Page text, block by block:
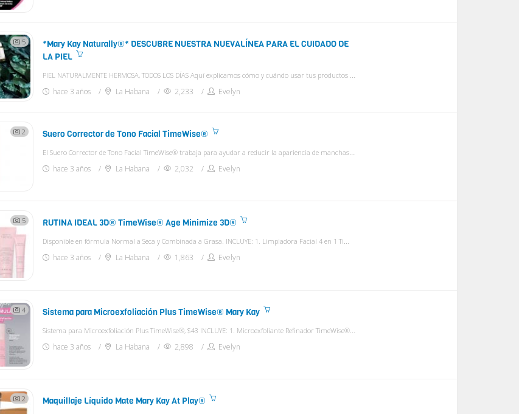
5
*Mary Kay Naturally®* DESCUBRE NUESTRA NUEVALÍNEA PARA EL CUIDADO DE
LA PIEL
PIEL NATURALMENTE HERMOSA, TODOS LOS DÍAS Aquí explicamos cómo y cuándo usar tus productos del cuidado de la piel Mary Kay Naturally®. *Limpiador Purifican...
hace 3 años La Habana 2,233 Evelyn
2 Suero Corrector de Tono Facial TimeWise®
El Suero Corrector de Tono Facial TimeWise® trabaja para ayudar a reducir la apariencia de manchas oscuras, ayuda a recuperar el tono natural de la piel y logra...
hace 3 años La Habana 2,032 Evelyn
5 RUTINA IDEAL 3D® TimeWise® Age Minimize 3D®
Disponible en fórmula Normal a Seca y Combinada a Grasa. INCLUYE: 1. Limpiadora Facial 4 en 1 TimeWise® Age Minimize 3D®, $21 127g Limpia, exfolia, refresca y ...
hace 3 años La Habana 1,863 Evelyn
4 Sistema para Microexfoliación Plus TimeWise® Mary Kay
Sistema para Microexfoliación Plus TimeWise®, $43 INCLUYE: 1. Microexfoliante Refinador TimeWise® (70g) $21 2. Minimizador de Poros TimeWise® (29ml) $22 Ayuda...
hace 3 años La Habana 2,898 Evelyn
2 Maquillaje Líquido Mate Mary Kay At Play®